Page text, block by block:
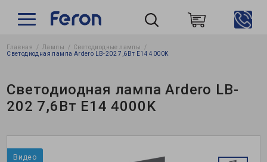
Главная Лампы
Светодиодные лампы
Светодиодная лампа Ardero LB-202 7,6Вт E14 4000K
Светодиодная лампа Ardero LB-
202 7,6Вт E14 4000K
Видео